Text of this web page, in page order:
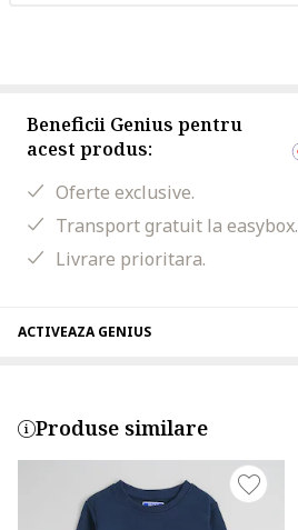
Beneficii Genius pentru
acest produs:
Oferte exclusive.
Transport gratuit la easybox.
Livrare prioritara.
ACTIVEAZA GENIUS
Produse similare